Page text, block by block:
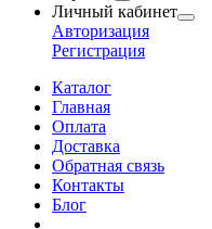
Личный кабинет
Авторизация
Регистрация
Каталог
Главная
Оплата
Доставка
Обратная связь
Контакты
Блог